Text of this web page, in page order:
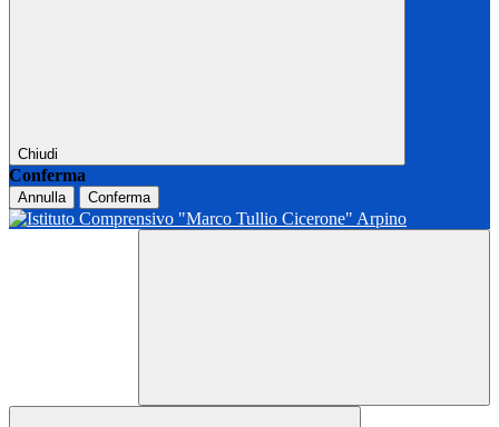
Chiudi
Conferma
Annulla Conferma